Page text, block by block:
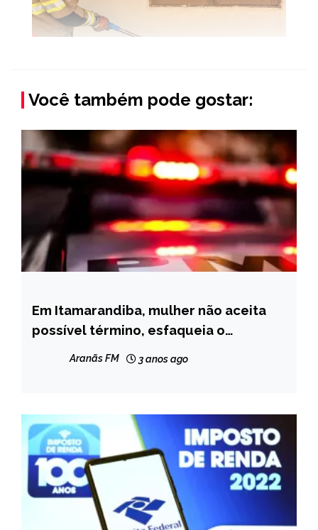
Você também pode gostar:
CAPELINHA
MINAS
Em Itamarandiba, mulher não aceita
possível término, esfaqueia o
Aranãs FM 3 anos ago